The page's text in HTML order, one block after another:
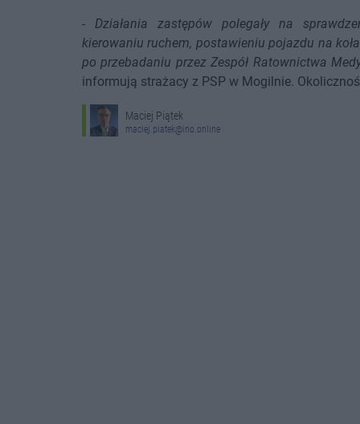
- Działania zastępów polegały na
kierowaniu ruchem, postawieniu pojazdu na
po przebadaniu przez Zespół Ratownictwa
informują strażacy z PSP w Mogilnie.
Maciej Piątek
maciej.piatek@ino.online